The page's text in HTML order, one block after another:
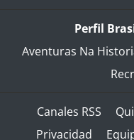
Perfil
Aventuras Na
Canales RSS
Privacidad